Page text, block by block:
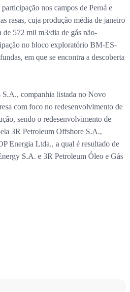
nos campos de Peroá e
rasas, cuja produção média de janeiro
572 mil m3/dia de gás não-
no bloco exploratório BM-ES-
em que se encontra a descoberta
companhia listada no Novo
com foco no redesenvolvimento de
sendo o redesenvolvimento de
3R Petroleum Offshore S.A.,
Energia Ltda., a qual é resultado de
S.A. e 3R Petroleum Óleo e Gás